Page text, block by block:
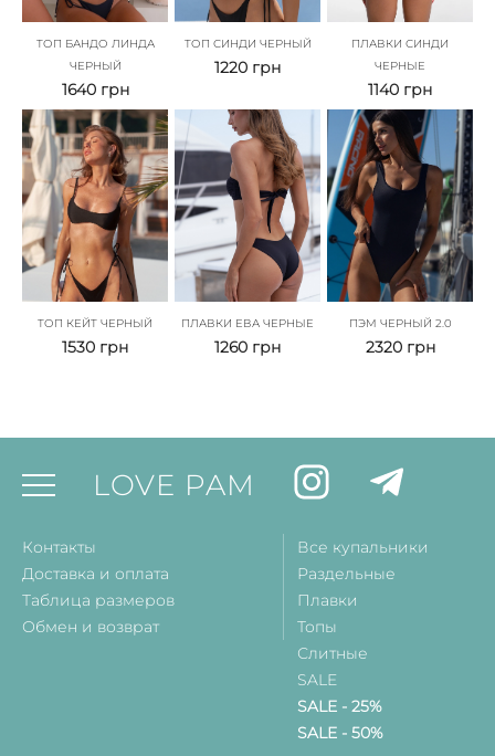
ТОП БАНДО ЛИНДА
ЧЕРНЫЙ
1640 грн
ТОП СИНДИ ЧЕРНЫЙ
1220 грн
ПЛАВКИ СИНДИ
ЧЕРНЫЕ
1140 грн
ТОП КЕЙТ ЧЕРНЫЙ
1530 грн
ПЛАВКИ ЕВА ЧЕРНЫЕ
1260 грн
ПЭМ ЧЕРНЫЙ 2.0
2320 грн
LOVE PAM
Контакты
Доставка и оплата
Таблица размеров
Обмен и возврат
Все купальники
Раздельные
Плавки
Топы
Слитные
SALE
SALE - 25%
SALE - 50%